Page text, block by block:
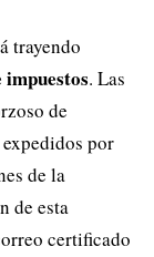
trayendo
. Las
de
por
de la
de esta
certificado